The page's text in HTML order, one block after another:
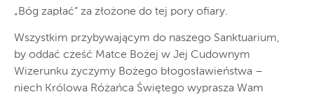
„Bóg zapłać” za złożone do tej pory ofiary.
Wszystkim przybywającym do naszego Sanktuarium,
by oddać cześć Matce Bożej w Jej Cudownym
Wizerunku życzymy Bożego błogosławieństwa –
niech Królowa Różańca Świętego wyprasza Wam